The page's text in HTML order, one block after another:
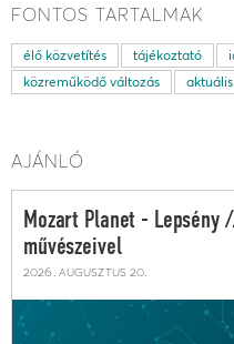
FONTOS TARTALMAK
élő közvetítés tájékoztató
közreműködő változás
aktuális
AJÁNLÓ
Mozart Planet - Lepsény
művészeivel
2026. augusztus 20.